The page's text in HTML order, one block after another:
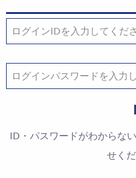
ID・パスワードがわからな
せくだ